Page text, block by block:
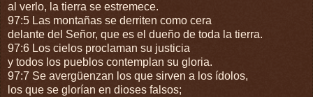
al verlo, la tierra se estremece.
97:5 Las montañas se derriten como cera
delante del Señor, que es el dueño de toda la tierra.
97:6 Los cielos proclaman su justicia
y todos los pueblos contemplan su gloria.
97:7 Se avergüenzan los que sirven a los ídolos,
los que se glorían en dioses falsos;